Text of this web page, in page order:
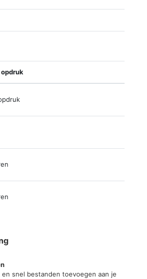
snel bestanden toevoegen aan je